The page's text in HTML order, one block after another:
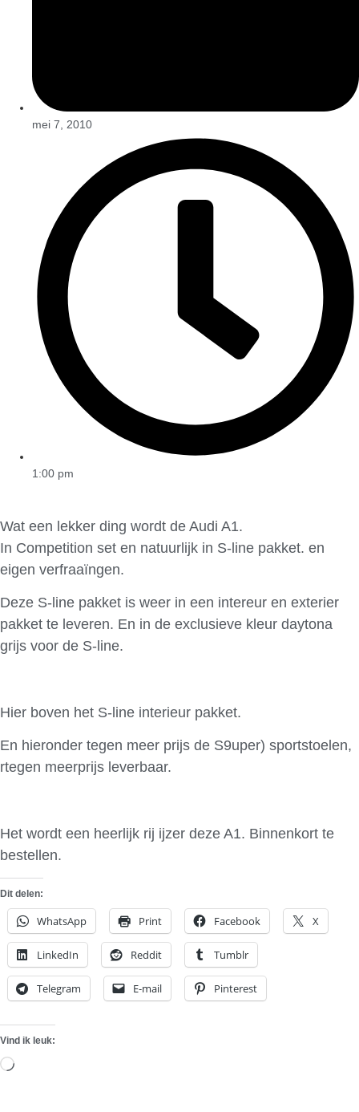
mei 7, 2010
1:00 pm
Wat een lekker ding wordt de Audi A1.
In Competition set en natuurlijk in S-line pakket. en
eigen verfraaïngen.
Deze S-line pakket is weer in een intereur en exterier
pakket te leveren. En in de exclusieve kleur daytona
grijs voor de S-line.
Hier boven het S-line interieur pakket.
En hieronder tegen meer prijs de S9uper) sportstoelen,
rtegen meerprijs leverbaar.
Het wordt een heerlijk rij ijzer deze A1. Binnenkort te
bestellen.
Dit delen:
WhatsApp Print Facebook X
LinkedIn Reddit Tumblr
Telegram E-mail Pinterest
Vind ik leuk:
Aan